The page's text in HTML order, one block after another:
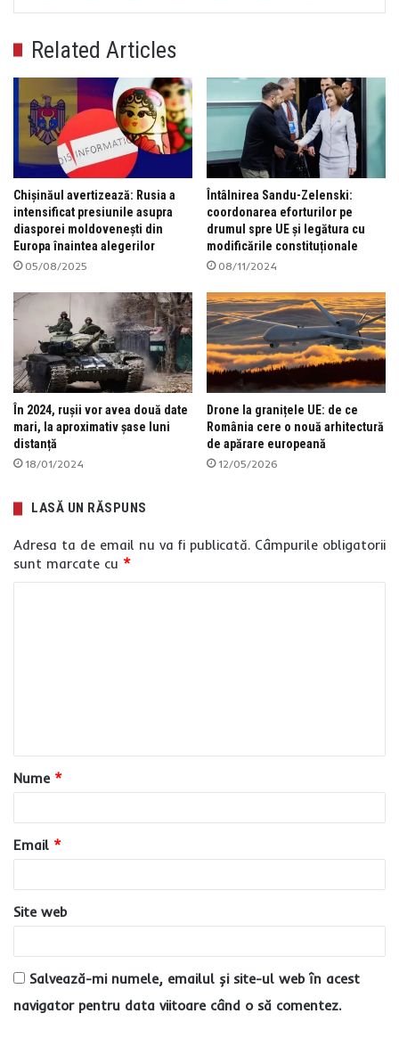
Related Articles
Chișinăul avertizează: Rusia a
intensificat presiunile asupra
diasporei moldovenești din
Europa înaintea alegerilor
05/08/2025
Întâlnirea Sandu-Zelenski:
coordonarea eforturilor pe
drumul spre UE și legătura cu
modificările constituționale
08/11/2024
În 2024, rușii vor avea două date
mari, la aproximativ șase luni
distanță
18/01/2024
Drone la granițele UE: de ce
România cere o nouă arhitectură
de apărare europeană
12/05/2026
LASĂ UN RĂSPUNS
Adresa ta de email nu va fi publicată. Câmpurile obligatorii
sunt marcate cu *
a
r
u
*
Nume *
Email *
Site web
Salvează-mi numele, emailul și site-ul web în acest
navigator pentru data viitoare când o să comentez.